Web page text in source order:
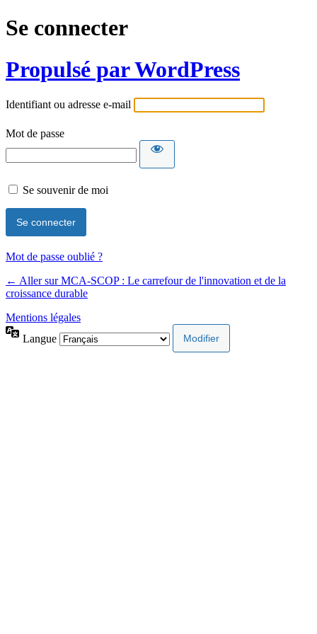
Se connecter
Propulsé par WordPress
Identifiant ou adresse e-mail
Mot de passe
Se souvenir de moi
Mot de passe oublié ?
← Aller sur MCA-SCOP : Le carrefour de l'innovation et de la
croissance durable
Mentions légales
Langue